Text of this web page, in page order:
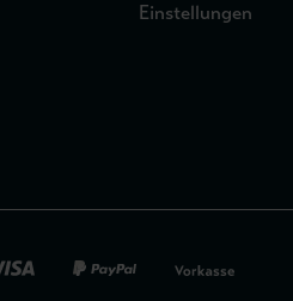
Einstellungen